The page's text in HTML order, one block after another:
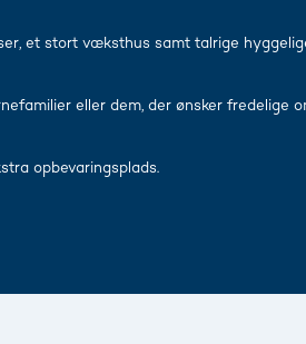
et stort væksthus samt talrige
eller dem, der ønsker fredelige
opbevaringsplads.